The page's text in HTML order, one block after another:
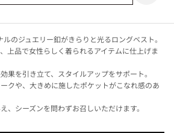
のジュエリー釦がきらりと光るロングベスト。
上品で女性らしく着られるアイテムに仕上げま
果を引き立て、スタイルアップをサポート。
クや、大きめに施したポケットがこなれ感のあ
、シーズンを問わずお召しいただけます。